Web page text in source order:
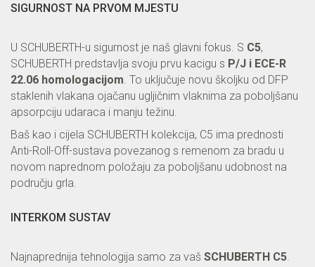
SIGURNOST NA PRVOM MJESTU
U SCHUBERTH-u sigurnost je naš glavni fokus. S C5,
SCHUBERTH predstavlja svoju prvu kacigu s P/J i ECE-R
22.06 homologacijom. To uključuje novu školjku od DFP
staklenih vlakana ojačanu ugljičnim vlaknima za poboljšanu
apsorpciju udaraca i manju težinu.
Baš kao i cijela SCHUBERTH kolekcija, C5 ima prednosti
Anti-Roll-Off-sustava povezanog s remenom za bradu u
novom naprednom položaju za poboljšanu udobnost na
području grla.
INTERKOM SUSTAV
Najnaprednija tehnologija samo za vaš SCHUBERTH C5.